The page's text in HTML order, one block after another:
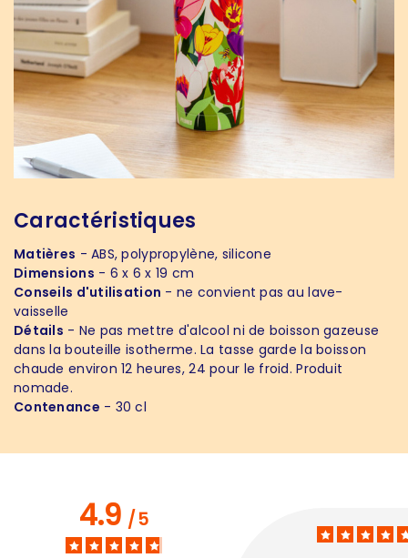
Caractéristiques
Matières - ABS, polypropylène, silicone
Dimensions - 6 x 6 x 19 cm
Conseils d'utilisation - ne convient pas au lave-
vaisselle
Détails - Ne pas mettre d'alcool ni de boisson gazeuse
dans la bouteille isotherme. La tasse garde la boisson
chaude environ 12 heures, 24 pour le froid. Produit
nomade.
Contenance - 30 cl
4.9/5